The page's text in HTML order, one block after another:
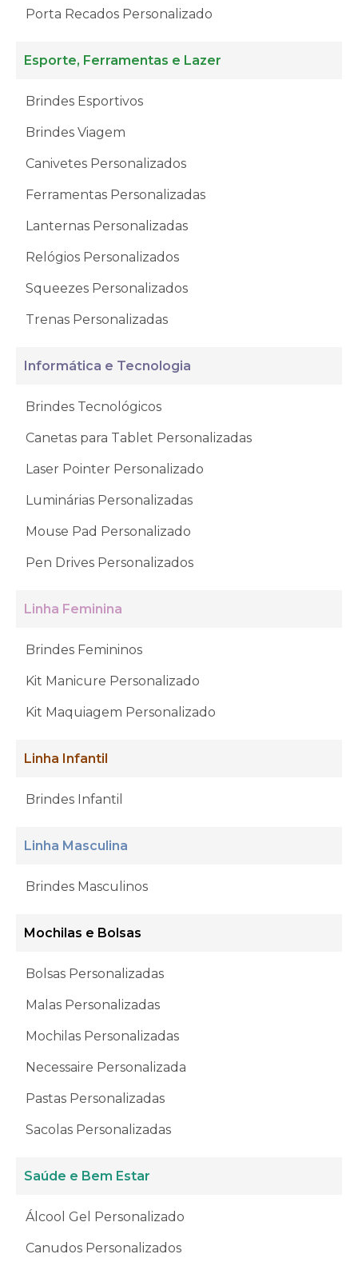
Porta Recados Personalizado
Esporte, Ferramentas e Lazer
Brindes Esportivos
Brindes Viagem
Canivetes Personalizados
Ferramentas Personalizadas
Lanternas Personalizadas
Relógios Personalizados
Squeezes Personalizados
Trenas Personalizadas
Informática e Tecnologia
Brindes Tecnológicos
Canetas para Tablet Personalizadas
Laser Pointer Personalizado
Luminárias Personalizadas
Mouse Pad Personalizado
Pen Drives Personalizados
Linha Feminina
Brindes Femininos
Kit Manicure Personalizado
Kit Maquiagem Personalizado
Linha Infantil
Brindes Infantil
Linha Masculina
Brindes Masculinos
Mochilas e Bolsas
Bolsas Personalizadas
Malas Personalizadas
Mochilas Personalizadas
Necessaire Personalizada
Pastas Personalizadas
Sacolas Personalizadas
Saúde e Bem Estar
Álcool Gel Personalizado
Canudos Personalizados